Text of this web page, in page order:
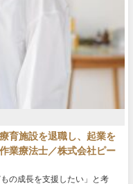
育施設を退職し、起業を
業療法士／株式会社ピー
の成長を支援したい」と考